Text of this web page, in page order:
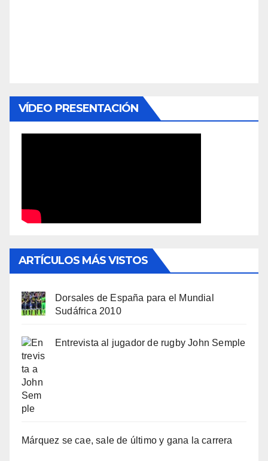
VÍDEO PRESENTACIÓN
ARTÍCULOS MÁS VISTOS
Dorsales de España para el Mundial
Sudáfrica 2010
Entrevista al jugador de rugby John Semple
Márquez se cae, sale de último y gana la carrera